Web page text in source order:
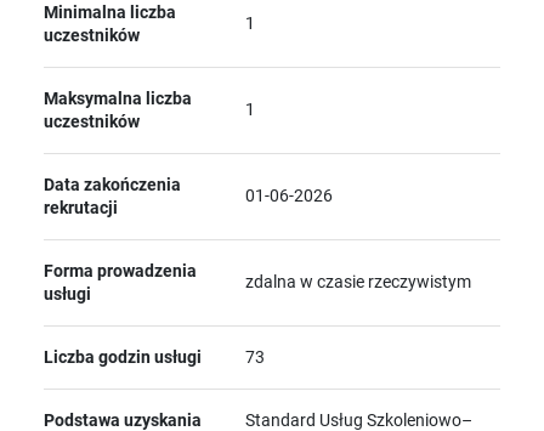
Minimalna liczba
uczestników
1
Maksymalna liczba
uczestników
1
Data zakończenia
rekrutacji
01-06-2026
Forma prowadzenia
usługi
zdalna w czasie rzeczywistym
Liczba godzin usługi 73
Podstawa uzyskania
Standard Usług Szkoleniowo–